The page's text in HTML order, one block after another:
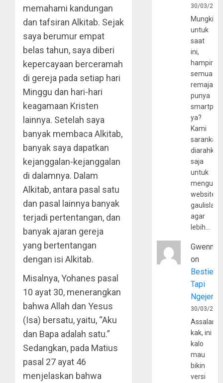
memahami kandungan
dan tafsiran Alkitab. Sejak
saya berumur empat
belas tahun, saya diberi
kepercayaan berceramah
di gereja pada setiap hari
Minggu dan hari-hari
keagamaan Kristen
lainnya. Setelah saya
banyak membaca Alkitab,
banyak saya dapatkan
kejanggalan-kejanggalan
di dalamnya. Dalam
Alkitab, antara pasal satu
dan pasal lainnya banyak
terjadi pertentangan, dan
banyak ajaran gereja
yang bertentangan
dengan isi Alkitab.
Misalnya, Yohanes pasal
10 ayat 30, menerangkan
bahwa Allah dan Yesus
(Isa) bersatu, yaitu, “Aku
dan Bapa adalah satu.”
Sedangkan, pada Matius
pasal 27 ayat 46
menjelaskan bahwa
30/03/
Mungkin
untuk
saat
ini,
hampir
semua
remaja
punya
ya?
Kami
sarankan,
diarahkan
saja
untuk
website
agar
lebih…
Gwenny
on
Bestie
Tapi
30/03/
kak, ini
kalo
mau
bikin
versi